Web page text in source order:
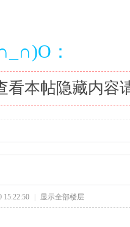
：
看本帖隐藏内容
15:22:50 显示全部楼层